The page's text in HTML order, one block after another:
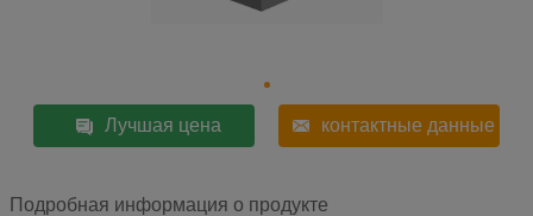
Лучшая цена контактные данные
Подробная информация о продукте